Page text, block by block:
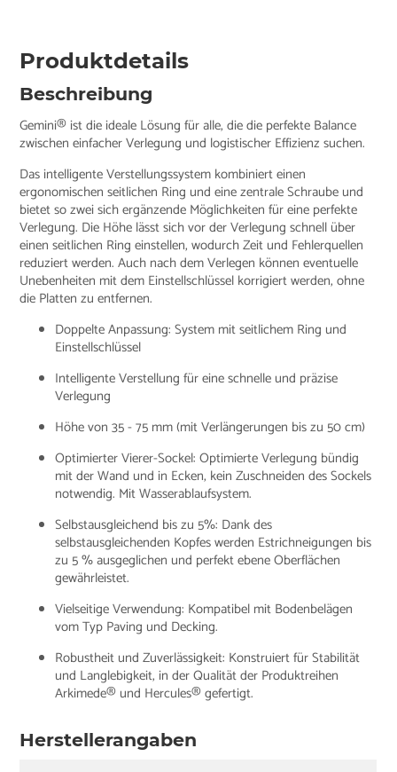
Produktdetails
Beschreibung
Gemini® ist die ideale Lösung für alle, die die perfekte Balance
zwischen einfacher Verlegung und logistischer Effizienz suchen.
Das intelligente Verstellungssystem kombiniert einen
ergonomischen seitlichen Ring und eine zentrale Schraube und
bietet so zwei sich ergänzende Möglichkeiten für eine perfekte
Verlegung. Die Höhe lässt sich vor der Verlegung schnell über
einen seitlichen Ring einstellen, wodurch Zeit und Fehlerquellen
reduziert werden. Auch nach dem Verlegen können eventuelle
Unebenheiten mit dem Einstellschlüssel korrigiert werden, ohne
die Platten zu entfernen.
Doppelte Anpassung: System mit seitlichem Ring und
Einstellschlüssel
Intelligente Verstellung für eine schnelle und präzise
Verlegung
Höhe von 35 - 75 mm (mit Verlängerungen bis zu 50 cm)
Optimierter Vierer-Sockel: Optimierte Verlegung bündig
mit der Wand und in Ecken, kein Zuschneiden des Sockels
notwendig. Mit Wasserablaufsystem.
Selbstausgleichend bis zu 5%: Dank des
selbstausgleichenden Kopfes werden Estrichneigungen bis
zu 5 % ausgeglichen und perfekt ebene Oberflächen
gewährleistet.
Vielseitige Verwendung: Kompatibel mit Bodenbelägen
vom Typ Paving und Decking.
Robustheit und Zuverlässigkeit: Konstruiert für Stabilität
und Langlebigkeit, in der Qualität der Produktreihen
Arkimede® und Hercules® gefertigt.
Herstellerangaben